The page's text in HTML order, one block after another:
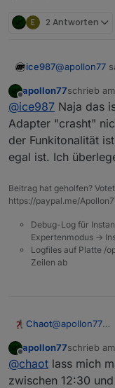
E 2 Antworten
ice987@apollon77
@ice987
macht
ich weiss
das Andre
@andre
könntest du
Offline
apollon77schrieb am
zuletzt
@ice987 Naja das
Adapter "crasht"
der Funkitonalität
egal ist. Ich
Beitrag hat geholfen?
https://paypal.me/
Debug-Log für
Expertenmodus ->
Logfiles auf Platte /
Zeilen ab
Chaot@apollon77
Rate mal
Offline
apollon77schrieb am
zuletzt
@chaot lass mich
zwischen 12:30